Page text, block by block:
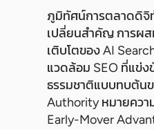
ภูมิทัศน์การตลาดดิจิ
เปลี่ยนสำคัญ การผส
เติบโตของ AI
แวดล้อม SEO ที่แข่ง
ธรรมชาติแบบทบต้น
Authority หมายควา
Early-Mover